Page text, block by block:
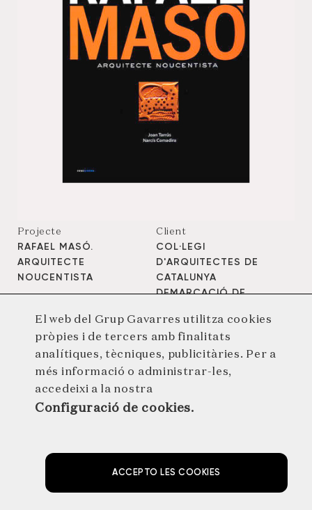
Projecte
RAFAEL MASÓ.
ARQUITECTE
NOUCENTISTA
Client
COL·LEGI
D'ARQUITECTES DE
CATALUNYA
DEMARCACIÓ DE
Any d'edició
El web del Grup Gavarres utilitza cookies
pròpies i de tercers amb finalitats
analítiques, tècniques, publicitàries. Per a
més informació o administrar-les,
accedeixi a la nostra
Configuració de cookies.
ACCEPTO LES COOKIES